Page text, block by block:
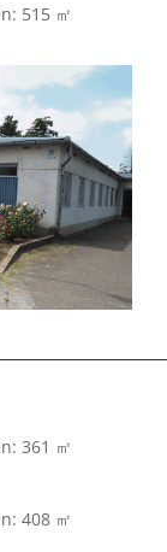
515 ㎡
361 ㎡
408 ㎡